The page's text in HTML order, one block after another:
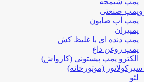
صنعتی
پمپ آب صابون
پمپیران
پمپ دنده ای یا غلیظ کش
پمپ روغن داغ
الکترو پمپ پیستونی (کارواش)
(موتورخانه)
لئو